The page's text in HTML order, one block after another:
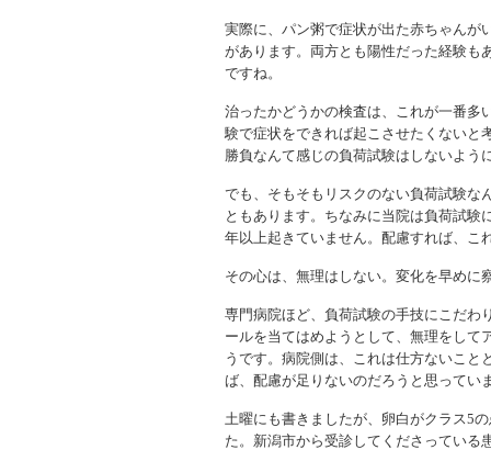
実際に、パン粥で症状が出た赤ちゃんが
があります。両方とも陽性だった経験も
ですね。
治ったかどうかの検査は、これが一番多
験で症状をできれば起こさせたくないと
勝負なんて感じの負荷試験はしないよう
でも、そもそもリスクのない負荷試験な
ともあります。ちなみに当院は負荷試験
年以上起きていません。配慮すれば、こ
その心は、無理はしない。変化を早めに
専門病院ほど、負荷試験の手技にこだわ
ールを当てはめようとして、無理をして
うです。病院側は、これは仕方ないこと
ば、配慮が足りないのだろうと思ってい
土曜にも書きましたが、卵白がクラス5
た。新潟市から受診してくださっている